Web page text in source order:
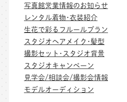
写真館営業情報のお知らせ
レンタル着物･衣装紹介
生花で彩るフルールプラン
スタジオヘアメイク･髪型
撮影セット･スタジオ背景
スタジオキャンペーン
見学会/相談会/撮影会情報
モデルオーディション